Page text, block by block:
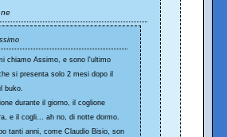
chiamo Assimo, e sono l'ultimo
si presenta solo 2 mesi dopo il
buko.
durante il giorno, il coglione
e il cogli... ah no, di notte dormo.
tanti anni, come Claudio Bisio, son